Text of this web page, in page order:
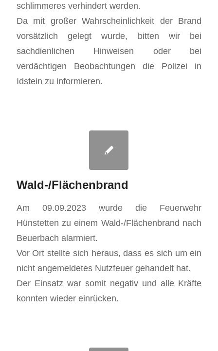
schlimmeres verhindert werden.
Da mit großer Wahrscheinlichkeit der Brand
vorsätzlich gelegt wurde, bitten wir bei
sachdienlichen Hinweisen oder bei
verdächtigen Beobachtungen die Polizei in
Idstein zu informieren.
Wald-/Flächenbrand
Am 09.09.2023 wurde die Feuerwehr
Hünstetten zu einem Wald-/Flächenbrand nach
Beuerbach alarmiert.
Vor Ort stellte sich heraus, dass es sich um ein
nicht angemeldetes Nutzfeuer gehandelt hat.
Der Einsatz war somit negativ und alle Kräfte
konnten wieder einrücken.